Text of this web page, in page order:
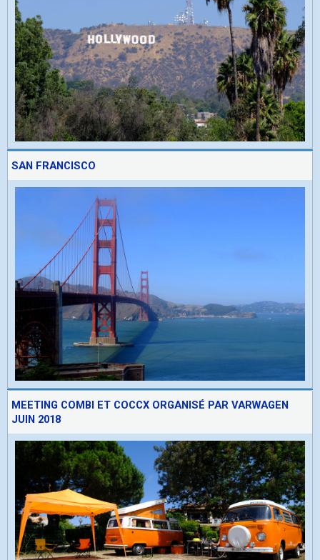
SAN FRANCISCO
MEETING COMBI ET COCCX ORGANISÉ PAR VARWAGEN
JUIN 2018